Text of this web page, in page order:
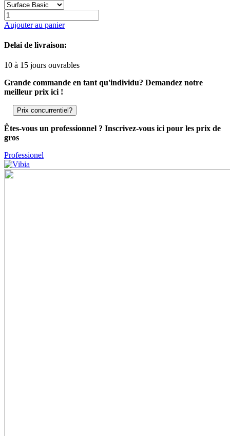
Aujouter au panier
Delai de livraison:
10 à 15 jours ouvrables
Grande commande en tant qu'individu? Demandez notre
meilleur prix ici !
Prix concurrentiel?
Êtes-vous un professionnel ? Inscrivez-vous ici pour les prix de
gros
Professionel